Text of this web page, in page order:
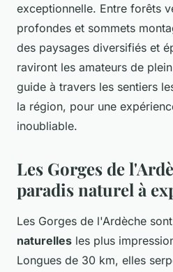
exceptionnelle. Entre forêts
profondes et sommets
des paysages diversifiés et
raviront les amateurs de
guide à travers les sentiers
la région, pour une
inoubliable.
Les Gorges de
paradis naturel à
Les Gorges de l'Ardèche
naturelles les plus
Longues de 30 km, elles